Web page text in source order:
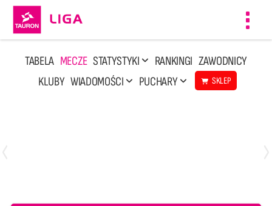
TABELA MECZE STATYSTYKI RANKINGI ZAWODNICY
KLUBY WIADOMOŚCI PUCHARY SKLEP